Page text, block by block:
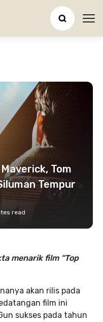
Tom
Tempur
read
menarik film “Top
akan rilis pada
film ini
sukses pada tahun